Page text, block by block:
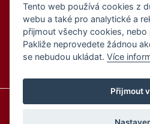
Podle zákona o evidenci tržeb
kupujícímu
Zároveň je povinen zaevidovat
online; v případě technického
hodin.
Informace o cookies
Zásady
Zásady zpracování osobních údajů –
Tento web používá cookies z
webu a také pro analytické a
přijmout všechy cookies, nebo
Pakliže neprovedete žádnou
se nebudou ukládat.Více
Přijmout